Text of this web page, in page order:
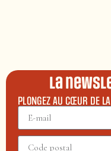
La
PLONGEZ AU CŒUR DE